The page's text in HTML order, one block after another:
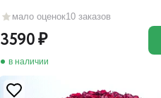
мало оценок10 заказов
3590
в наличии